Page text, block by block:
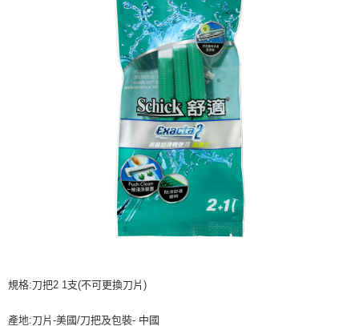
ATM／網路銀行／等多元方式進行付款，方視為交易完成。
※ 請注意：結帳手續完成當下不需立刻繳費，但若您需要取消訂單，請聯絡
購買商品的店家。未經商家同意取消之訂單仍視為有效，需透過AFTEE先享
※ 交易是否成功請以「AFTEE先享後付 」之結帳頁面顯示為準，若有關於
是否繳費成功／繳費後需取消欲退款等相關疑問，請聯繫「AFTEE先享後付
https://netprotections.freshdesk.com/support/home
１．透過由恩沛科技股份有限公司提供之「AFTEE先享後付」服務完成之交
易，需依本服務之必要範圍內提供個人資料，並將交易相關給付款項請求債
權轉讓予恩沛科技股份有限公司。
２．關於個人資料處理事宜，請瀏覽以下網址：
https://aftee.tw/terms/#terms3
３．未成年的使用者請事先徵得法定代理人或監護人之同意方可使用
「AFTEE先享後付」，若未經同意申辦者引起之損失，本公司不負相關責
請求用戶進行身份認證。
每筆NT$60，滿NT$599(含以上)免運費
每筆NT$60，滿NT$599(含以上)免運費
每筆NT$120，滿NT$899(含以上)免運費
規格:刀把2 1支(不可更換刀片)
產地:刀片-美國/刀把及包裝- 中國